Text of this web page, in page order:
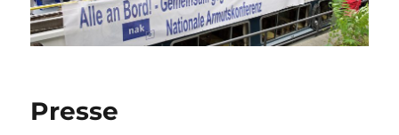
Presse